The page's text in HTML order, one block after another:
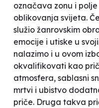
označava zonu i
oblikovanja svijeta.
služio žanrovskim
emocije i utiske u
nalazimo i u ovom
okvalifikovati kao
atmosfera, sablasni
mrtvi i ubistvo
priče. Druga takva